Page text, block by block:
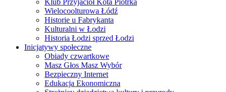
Klub Przyjaciół Kota Piotrka
Wielocoolturowa Łódź
Historie u Fabrykanta
Kulturalni w Łodzi
Historia Łodzi sprzed Łodzi
Inicjatywy społeczne
Obiady czwartkowe
Masz Głos Masz Wybór
Bezpieczny Internet
Edukacja Ekonomiczna